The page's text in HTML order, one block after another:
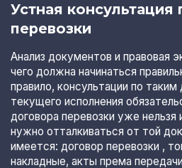
Устная консультация
перевозки
Анализ документов и правовая
чего должна начинаться
правило, консультации по
текущего исполнения
договора перевозки уже
нужно отталкиваться от той
имеется: договор перевозки ,
накладные, акты према